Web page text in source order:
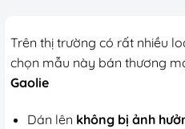
Trên thị trường có rất nhiều
chọn mẫu này bán thương
Gaolie
Dán lên không bị ảnh